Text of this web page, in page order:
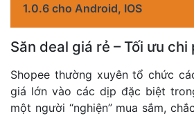
1.0.6 cho Android, IOS
Săn deal giá rẻ – Tối ưu chi
Shopee thường xuyên tổ chức
giá lớn vào các dịp đặc biệt
một người “nghiện” mua sắm,